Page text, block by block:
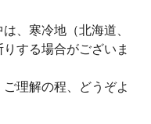
、寒冷地（北海道、
する場合がございま
理解の程、どうぞよ